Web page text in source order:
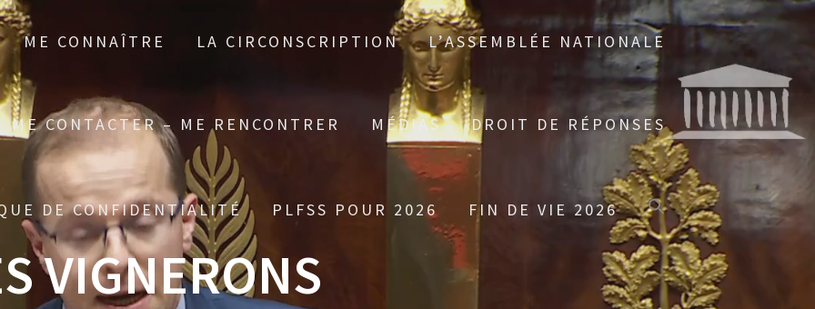
ME CONNAÎTRE LA CIRCONSCRIPTION L’ASSEMBLÉE NATIONALE
ME CONTACTER – ME RENCONTRER MÉDIAS DROIT DE RÉPONSES
DE CONFIDENTIALITÉ PLFSS POUR 2026 FIN DE VIE 2026
VIGNERONS